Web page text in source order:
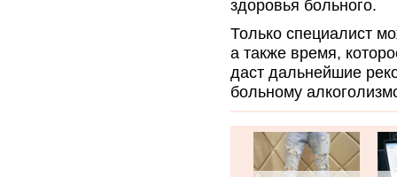
здоровья больного.
Только специалист
а также время,
даст дальнейшие
больному